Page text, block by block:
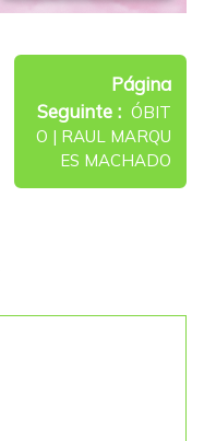
Página
Seguinte
Newer
Posts
ÓBIT
O | RAUL MARQU
ES MACHADO